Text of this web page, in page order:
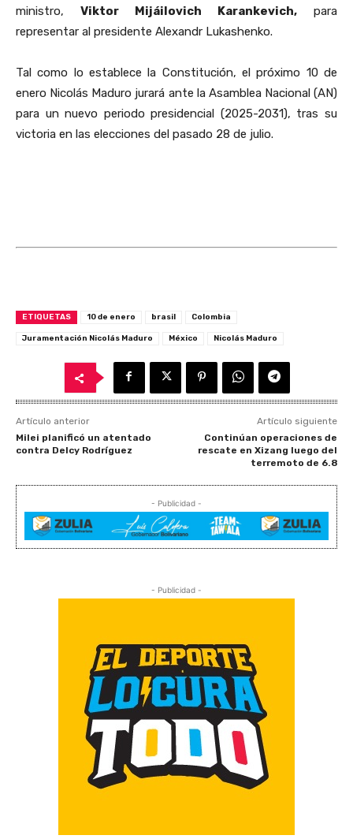
ministro, Viktor Mijáilovich Karankevich, para
representar al presidente Alexandr Lukashenko.
Tal como lo establece la Constitución, el próximo 10 de
enero Nicolás Maduro jurará ante la Asamblea Nacional (AN)
para un nuevo periodo presidencial (2025-2031), tras su
victoria en las elecciones del pasado 28 de julio.
ETIQUETAS 10 de enero brasil Colombia
Juramentación Nicolás Maduro México Nicolás Maduro
Artículo anterior
Milei planificó un atentado
contra Delcy Rodríguez
Artículo siguiente
Continúan operaciones de
rescate en Xizang luego del
terremoto de 6.8
- Publicidad -
- Publicidad -